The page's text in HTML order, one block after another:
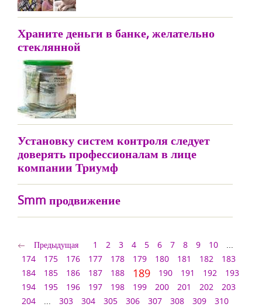
Храните деньги в банке, желательно
стеклянной
Установку систем контроля следует
доверять профессионалам в лице
компании Триумф
Smm продвижение
Предыдущая 1 2 3 4 5 6 7 8 9 10
...
174
175 176 177 178 179 180 181 182
183
184
185 186 187 188 189 190 191 192
193
194
195 196 197 198 199 200 201 202
203
204
... 303 304 305 306 307 308 309
310